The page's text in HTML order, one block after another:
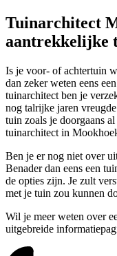
Tuinarchitect
aantrekkelijke
Is je voor- of achtertuin
dan zeker weten eens
tuinarchitect ben je
nog talrijke jaren
tuin zoals je doorgaans
tuinarchitect in
Ben je er nog niet over
Benader dan eens een
de opties zijn. Je zult
met je tuin zou kunnen
Wil je meer weten over
uitgebreide